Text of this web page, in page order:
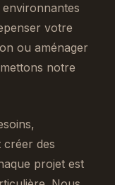
votre
ou aménager
notre
créer des
projet est